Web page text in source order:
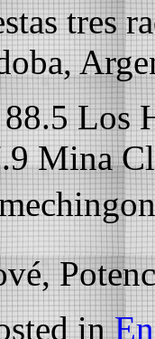
tres
Los
Mina
in